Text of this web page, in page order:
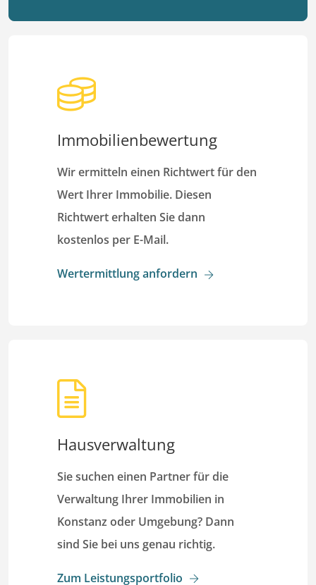
Immobilienbewertung
Wir ermitteln einen Richtwert für den
Wert Ihrer Immobilie. Diesen
Richtwert erhalten Sie dann
kostenlos per E-Mail.
Wertermittlung anfordern
Hausverwaltung
Sie suchen einen Partner für die
Verwaltung Ihrer Immobilien in
Konstanz oder Umgebung? Dann
sind Sie bei uns genau richtig.
Zum Leistungsportfolio